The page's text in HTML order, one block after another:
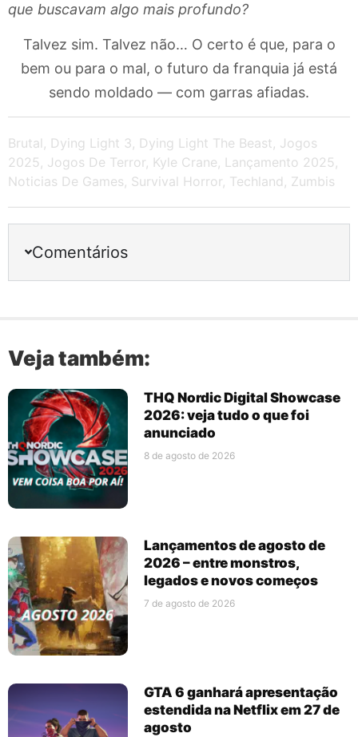
que buscavam algo mais profundo?
Talvez sim. Talvez não… O certo é que, para o
bem ou para o mal, o futuro da franquia já está
sendo moldado — com garras afiadas.
Brutal Dying Light 3 Dying Light The Beast Jogos
2025 Jogos De Terror Kyle Crane Lançamento 2025
Noticias De Games Survival Horror Techland Zumbis
Comentários
Veja também:
THQ Nordic Digital Showcase
2026: veja tudo o que foi
anunciado
8 de agosto de 2026
Lançamentos de agosto de
2026 – entre monstros,
legados e novos começos
7 de agosto de 2026
GTA 6 ganhará apresentação
estendida na Netflix em 27 de
agosto